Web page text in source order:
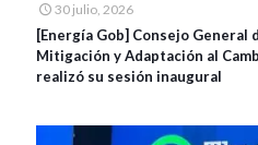
30 julio, 2026
[Energía Gob] Consejo General
Mitigación y Adaptación al
realizó su sesión inaugural